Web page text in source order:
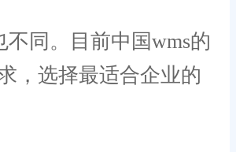
同。目前中国wms的
，选择最适合企业的